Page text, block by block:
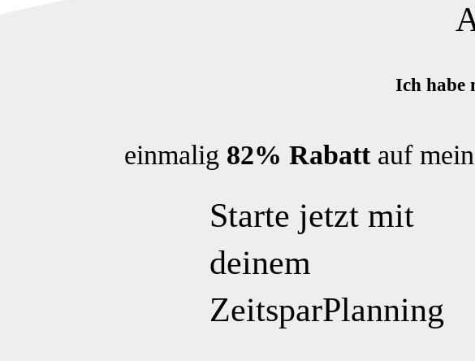
Ich habe
einmalig 82% Rabattauf
Starte jetzt mit
deinem
ZeitsparPlanning